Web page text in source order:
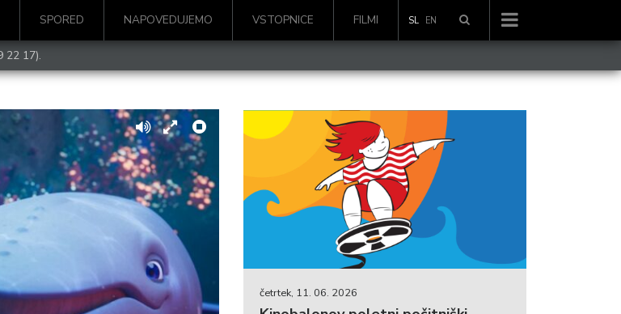
SPORED NAPOVEDUJEMO VSTOPNICE FILMI SL EN
22 17).
četrtek, 11. 06. 2026